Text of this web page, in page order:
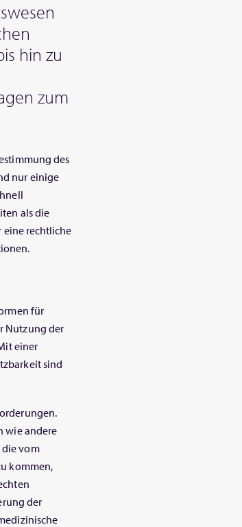
hin zu
zum
des
nur einige
als die
eine rechtliche
für
Nutzung der
einer
sind
wie andere
die vom
kommen,
der